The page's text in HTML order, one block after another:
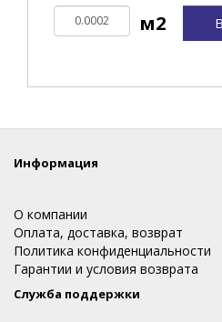
Информация
О компании
Оплата, доставка, возврат
Политика конфиденциальности
Гарантии и условия возврата
Служба поддержки